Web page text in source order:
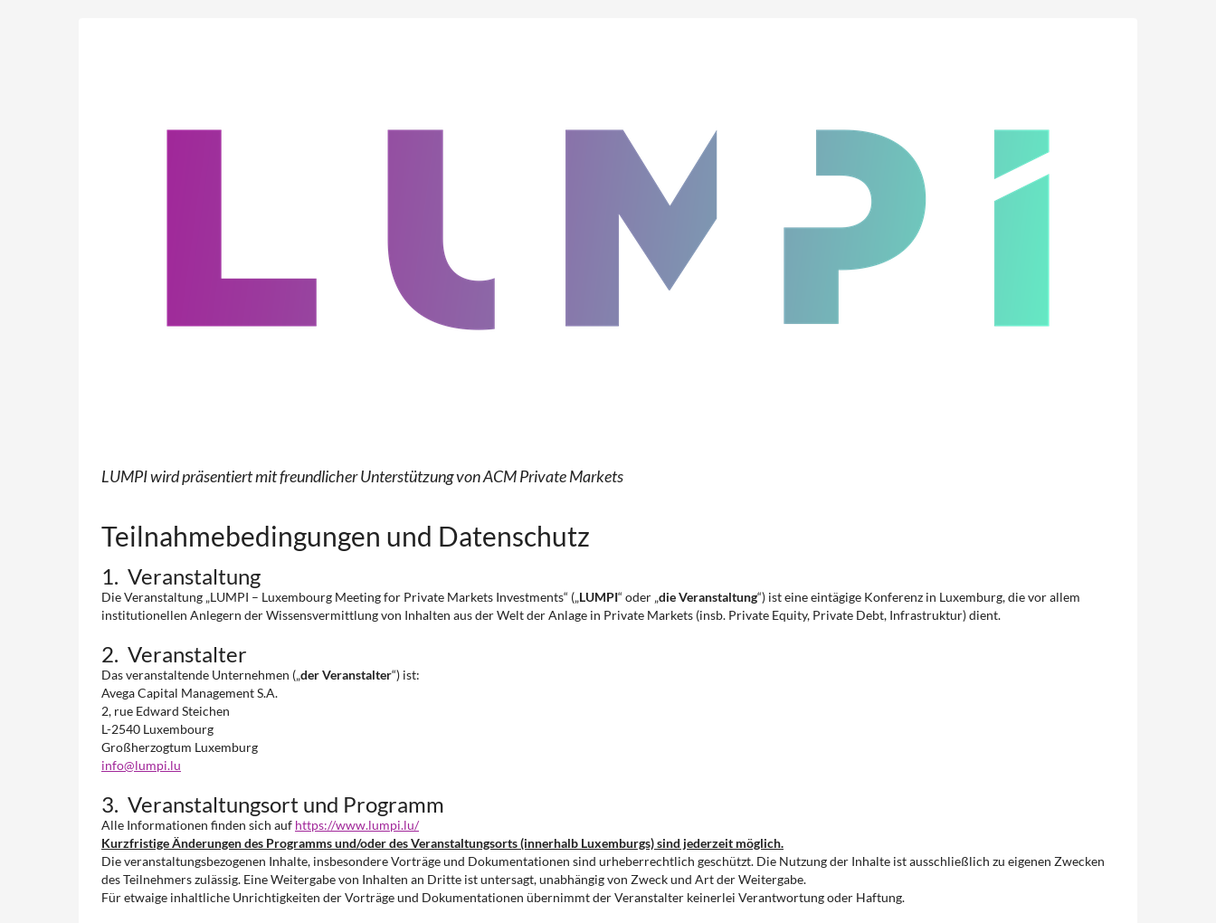
LUMPI wird präsentiert mit freundlicher Unterstützung von ACM Private Markets
Teilnahmebedingungen und Datenschutz
1. Veranstaltung
Die Veranstaltung „LUMPI – Luxembourg Meeting for Private Markets Investments“ („LUMPI“ oder „die Veranstaltung“) ist eine eintägige Konferenz in Luxemburg, die vor allem
institutionellen Anlegern der Wissensvermittlung von Inhalten aus der Welt der Anlage in Private Markets (insb. Private Equity, Private Debt, Infrastruktur) dient.
2. Veranstalter
Das veranstaltende Unternehmen („der Veranstalter“) ist:
Avega Capital Management S.A.
2, rue Edward Steichen
L-2540 Luxembourg
Großherzogtum Luxemburg
info@lumpi.lu
3. Veranstaltungsort und Programm
Alle Informationen finden sich auf https://www.lumpi.lu/
Kurzfristige Änderungen des Programms und/oder des Veranstaltungsorts (innerhalb Luxemburgs) sind jederzeit möglich.
Die veranstaltungsbezogenen Inhalte, insbesondere Vorträge und Dokumentationen sind urheberrechtlich geschützt. Die Nutzung der Inhalte ist ausschließlich zu eigenen Zwecken
des Teilnehmers zulässig. Eine Weitergabe von Inhalten an Dritte ist untersagt, unabhängig von Zweck und Art der Weitergabe.
Für etwaige inhaltliche Unrichtigkeiten der Vorträge und Dokumentationen übernimmt der Veranstalter keinerlei Verantwortung oder Haftung.